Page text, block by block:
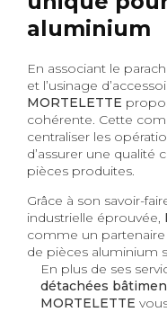
aluminium
En associant le
et l’usinage
MORTELETTE
cohérente. Cette
centraliser les
d’assurer une qualité
pièces produites.
Grâce à son savoir-
industrielle éprouvée,
comme un
de pièces aluminium
En plus de ses
détachées
MORTELETTE